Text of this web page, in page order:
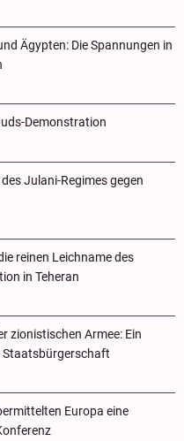
Ägypten: Die Spannungen in
Demonstration
Julani-Regimes gegen
reinen Leichname des
in Teheran
zionistischen Armee: Ein
Staatsbürgerschaft
Europa eine